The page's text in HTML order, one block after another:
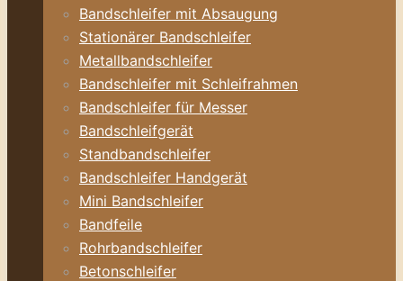
Bandschleifer mit Absaugung
Stationärer Bandschleifer
Metallbandschleifer
Bandschleifer mit Schleifrahmen
Bandschleifer für Messer
Bandschleifgerät
Standbandschleifer
Bandschleifer Handgerät
Mini Bandschleifer
Bandfeile
Rohrbandschleifer
Betonschleifer